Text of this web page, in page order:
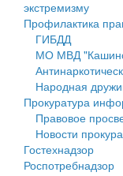
Нормативы
Правила
Генеральные
Проекты
Собрание
экстремизму
Профилактика
ГИБДД
МО МВД
Народная
Прокуратура
Правовое
Новости
Гостехнадзор
Роспотребнадзор